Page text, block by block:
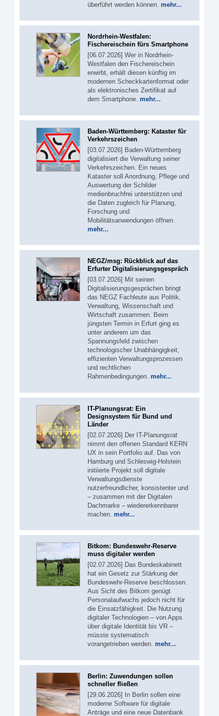
überführt werden können. mehr...
Nordrhein-Westfalen:
Fischereischein fürs Smartphone
[06.07.2026] Wer in Nordrhein-
Westfalen den Fischereischein
erwirbt, erhält diesen künftig im
modernen Scheckkartenformat oder
als elektronisches Zertifikat auf
dem Smartphone. mehr...
Baden-Württemberg: Kataster für
Verkehrszeichen
[03.07.2026] Baden-Württemberg
digitalisiert die Verwaltung seiner
Verkehrszeichen. Ein neues
Kataster soll Anordnung, Pflege und
Auswertung der Schilder
medienbruchfrei unterstützen und
die Daten zugleich für Planung,
Forschung und
Mobilitätsanwendungen öffnen.
mehr...
NEGZ/msg: Rückblick auf das
Erfurter Digitalisierungsgespräch
[03.07.2026] Mit seinen
Digitalisierungsgesprächen bringt
das NEGZ Fachleute aus Politik,
Verwaltung, Wissenschaft und
Wirtschaft zusammen. Beim
jüngsten Termin in Erfurt ging es
unter anderem um das
Spannungsfeld zwischen
technologischer Unabhängigkeit,
effizienten Verwaltungsprozessen
und rechtlichen
Rahmenbedingungen. mehr...
IT-Planungsrat: Ein
Designsystem für Bund und
Länder
[02.07.2026] Der IT-Planungsrat
nimmt den offenen Standard KERN
UX in sein Portfolio auf. Das von
Hamburg und Schleswig-Holstein
initiierte Projekt soll digitale
Verwaltungsdienste
nutzerfreundlicher, konsistenter und
– zusammen mit der Digitalen
Dachmarke – wiedererkennbarer
machen. mehr...
Bitkom: Bundeswehr-Reserve
muss digitaler werden
[02.07.2026] Das Bundeskabinett
hat ein Gesetz zur Stärkung der
Bundeswehr-Reserve beschlossen.
Aus Sicht des Bitkom genügt
Personalaufwuchs jedoch nicht für
die Einsatzfähigkeit. Die Nutzung
digitaler Technologien – von Apps
über digitale Identität bis VR –
müsste systematisch
vorangetrieben werden. mehr...
Berlin: Zuwendungen sollen
schneller fließen
[29.06.2026] In Berlin sollen eine
moderne Software für digitale
Anträge und eine neue Datenbank